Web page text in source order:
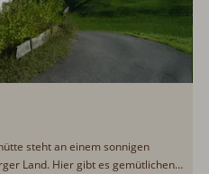
steht an einem sonnigen
Land. Hier gibt es gemütlichen